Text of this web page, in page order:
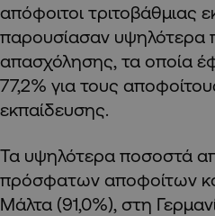
απόφοιτοι τριτοβάθμιας
παρουσίασαν υψηλότερα
απασχόλησης, τα οποία
77,2% για τους
εκπαίδευσης.
Τα υψηλότερα ποσοστά
πρόσφατων αποφοίτων
Μάλτα (91,0%), στη